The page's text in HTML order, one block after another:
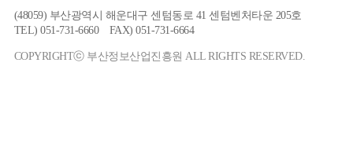
산
업
흥
원
(48059) 부산광역시 해운대구 센텀동로 41 센텀벤처타운 205호
TEL) 051-731-6660
FAX) 051-731-6664
COPYRIGHTⓒ 부산정보산업진흥원 ALL RIGHTS RESERVED.